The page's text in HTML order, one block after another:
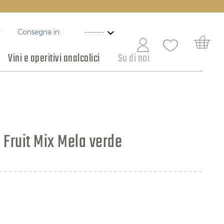
Consegna in:
Vini e aperitivi analcolici Su di noi
Mix Mela verde